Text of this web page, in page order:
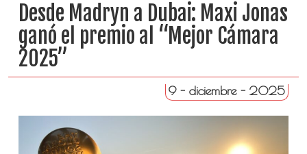
Desde Madryn a Dubai: Maxi Jonas
ganó el premio al “Mejor Cámara
2025”
9 - diciembre - 2025